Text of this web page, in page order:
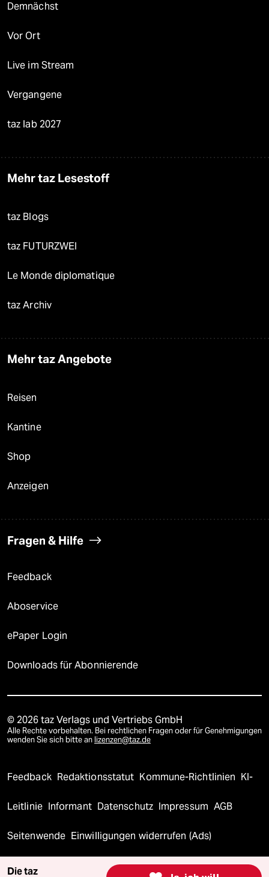
Demnächst
Vor Ort
Live im Stream
Vergangene
taz lab 2027
Mehr taz Lesestoff
taz Blogs
taz FUTURZWEI
Le Monde diplomatique
taz Archiv
Mehr taz Angebote
Reisen
Kantine
Shop
Anzeigen
Fragen & Hilfe
Feedback
Aboservice
ePaper Login
Downloads für Abonnierende
© 2026 taz Verlags und Vertriebs GmbH
Alle Rechte vorbehalten. Bei rechtlichen Fragen oder für Genehmigungen
wenden Sie sich bitte an lizenzen@taz.de
Feedback Redaktionsstatut Kommune-Richtlinien KI-
Leitlinie Informant Datenschutz Impressum AGB
Seitenwende Einwilligungen widerrufen (Ads)
Die taz